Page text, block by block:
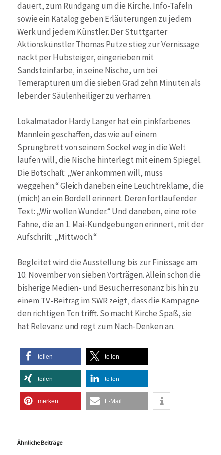
dauert, zum Rundgang um die Kirche. Info-Tafeln
sowie ein Katalog geben Erläuterungen zu jedem
Werk und jedem Künstler. Der Stuttgarter
Aktionskünstler Thomas Putze stieg zur Vernissage
nackt per Hubsteiger, eingerieben mit
Sandsteinfarbe, in seine Nische, um bei
Temerapturen um die sieben Grad zehn Minuten als
lebender Säulenheiliger zu verharren.
Lokalmatador Hardy Langer hat ein pinkfarbenes
Männlein geschaffen, das wie auf einem
Sprungbrett von seinem Sockel weg in die Welt
laufen will, die Nische hinterlegt mit einem Spiegel.
Die Botschaft: „Wer ankommen will, muss
weggehen.“ Gleich daneben eine Leuchtreklame, die
(mich) an ein Bordell erinnert. Deren fortlaufender
Text: „Wir wollen Wunder.“ Und daneben, eine rote
Fahne, die an 1. Mai-Kundgebungen erinnert, mit der
Aufschrift: „Mittwoch.“
Begleitet wird die Ausstellung bis zur Finissage am
10. November von sieben Vorträgen. Allein schon die
bisherige Medien- und Besucherresonanz bis hin zu
einem TV-Beitrag im SWR zeigt, dass die Kampagne
den richtigen Ton trifft. So macht Kirche Spaß, sie
hat Relevanz und regt zum Nach-Denken an.
teilen teilen
teilen teilen
merken E-Mail
Ähnliche Beiträge